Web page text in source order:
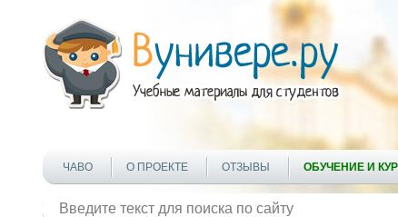
ЧАВО О ПРОЕКТЕ ОТЗЫВЫ ОБУЧЕНИЕ И